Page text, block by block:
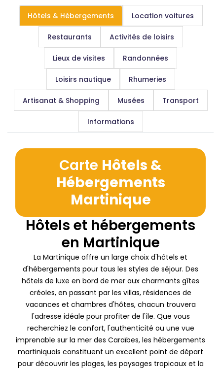
Hôtels & Hébergements Location voitures
Restaurants Activités de loisirs
Lieux de visites Randonnées
Loisirs nautique Rhumeries
Artisanat & Shopping Musées Transport
Informations
Carte Hôtels &
Hébergements
Martinique
Hôtels et hébergements
en Martinique
La Martinique offre un large choix d'hôtels et
d'hébergements pour tous les styles de séjour. Des
hôtels de luxe en bord de mer aux charmants gîtes
créoles, en passant par les villas, résidences de
vacances et chambres d'hôtes, chacun trouvera
l'adresse idéale pour profiter de l'île. Que vous
recherchiez le confort, l'authenticité ou une vue
imprenable sur la mer des Caraïbes, les hébergements
martiniquais constituent un excellent point de départ
pour découvrir les plages, les paysages tropicaux et la